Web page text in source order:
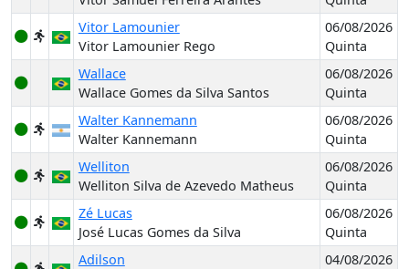
Vitor Lamounier
Vitor Lamounier Rego
06/08/2026
Quinta
Wallace
Wallace Gomes da Silva Santos
06/08/2026
Quinta
Walter Kannemann
Walter Kannemann
06/08/2026
Quinta
Welliton
Welliton Silva de Azevedo Matheus
06/08/2026
Quinta
Zé Lucas
José Lucas Gomes da Silva
06/08/2026
Quinta
Adilson
04/08/2026